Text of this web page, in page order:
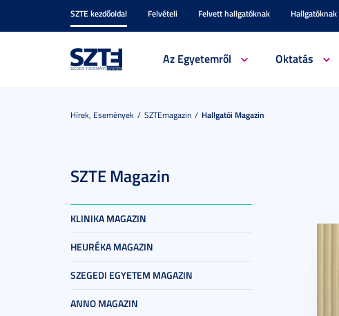
SZTE kezdőoldal Felvételi Felvett hallgatóknak Hallgatóknak
Az Egyetemről Oktatás
Hírek, Események SZTEmagazin Hallgatói Magazin
SZTE Magazin
KLINIKA MAGAZIN
HEURÉKA MAGAZIN
SZEGEDI EGYETEM MAGAZIN
ANNO MAGAZIN